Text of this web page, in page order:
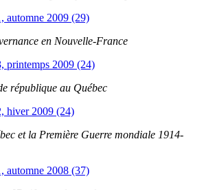
automne 2009 (29)
en Nouvelle-France
printemps 2009 (24)
république au Québec
hiver 2009 (24)
et la Première Guerre mondiale 1914-
automne 2008 (37)